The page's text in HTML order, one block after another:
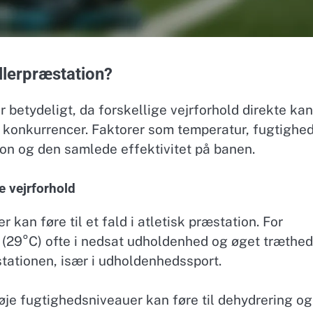
betydeligt, da forskellige vejrforhold direkte kan
Faktorer som temperatur,
og den samlede effektivitet på banen.
vejrforhold
kan føre til et fald i atletisk præstation. For
ofte i nedsat udholdenhed og øget
især i udholdenhedssport.
fugtighedsniveauer kan føre til dehydrering og